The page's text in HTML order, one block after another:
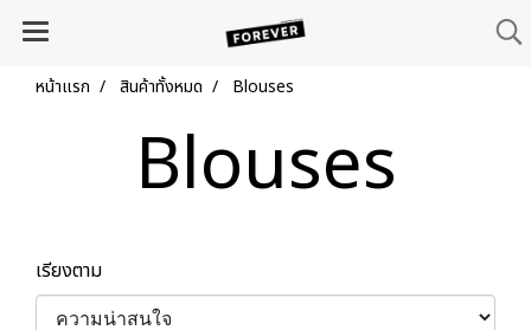
หน้าแรก สินค้าทั้งหมด Blouses
Blouses
เรียงตาม